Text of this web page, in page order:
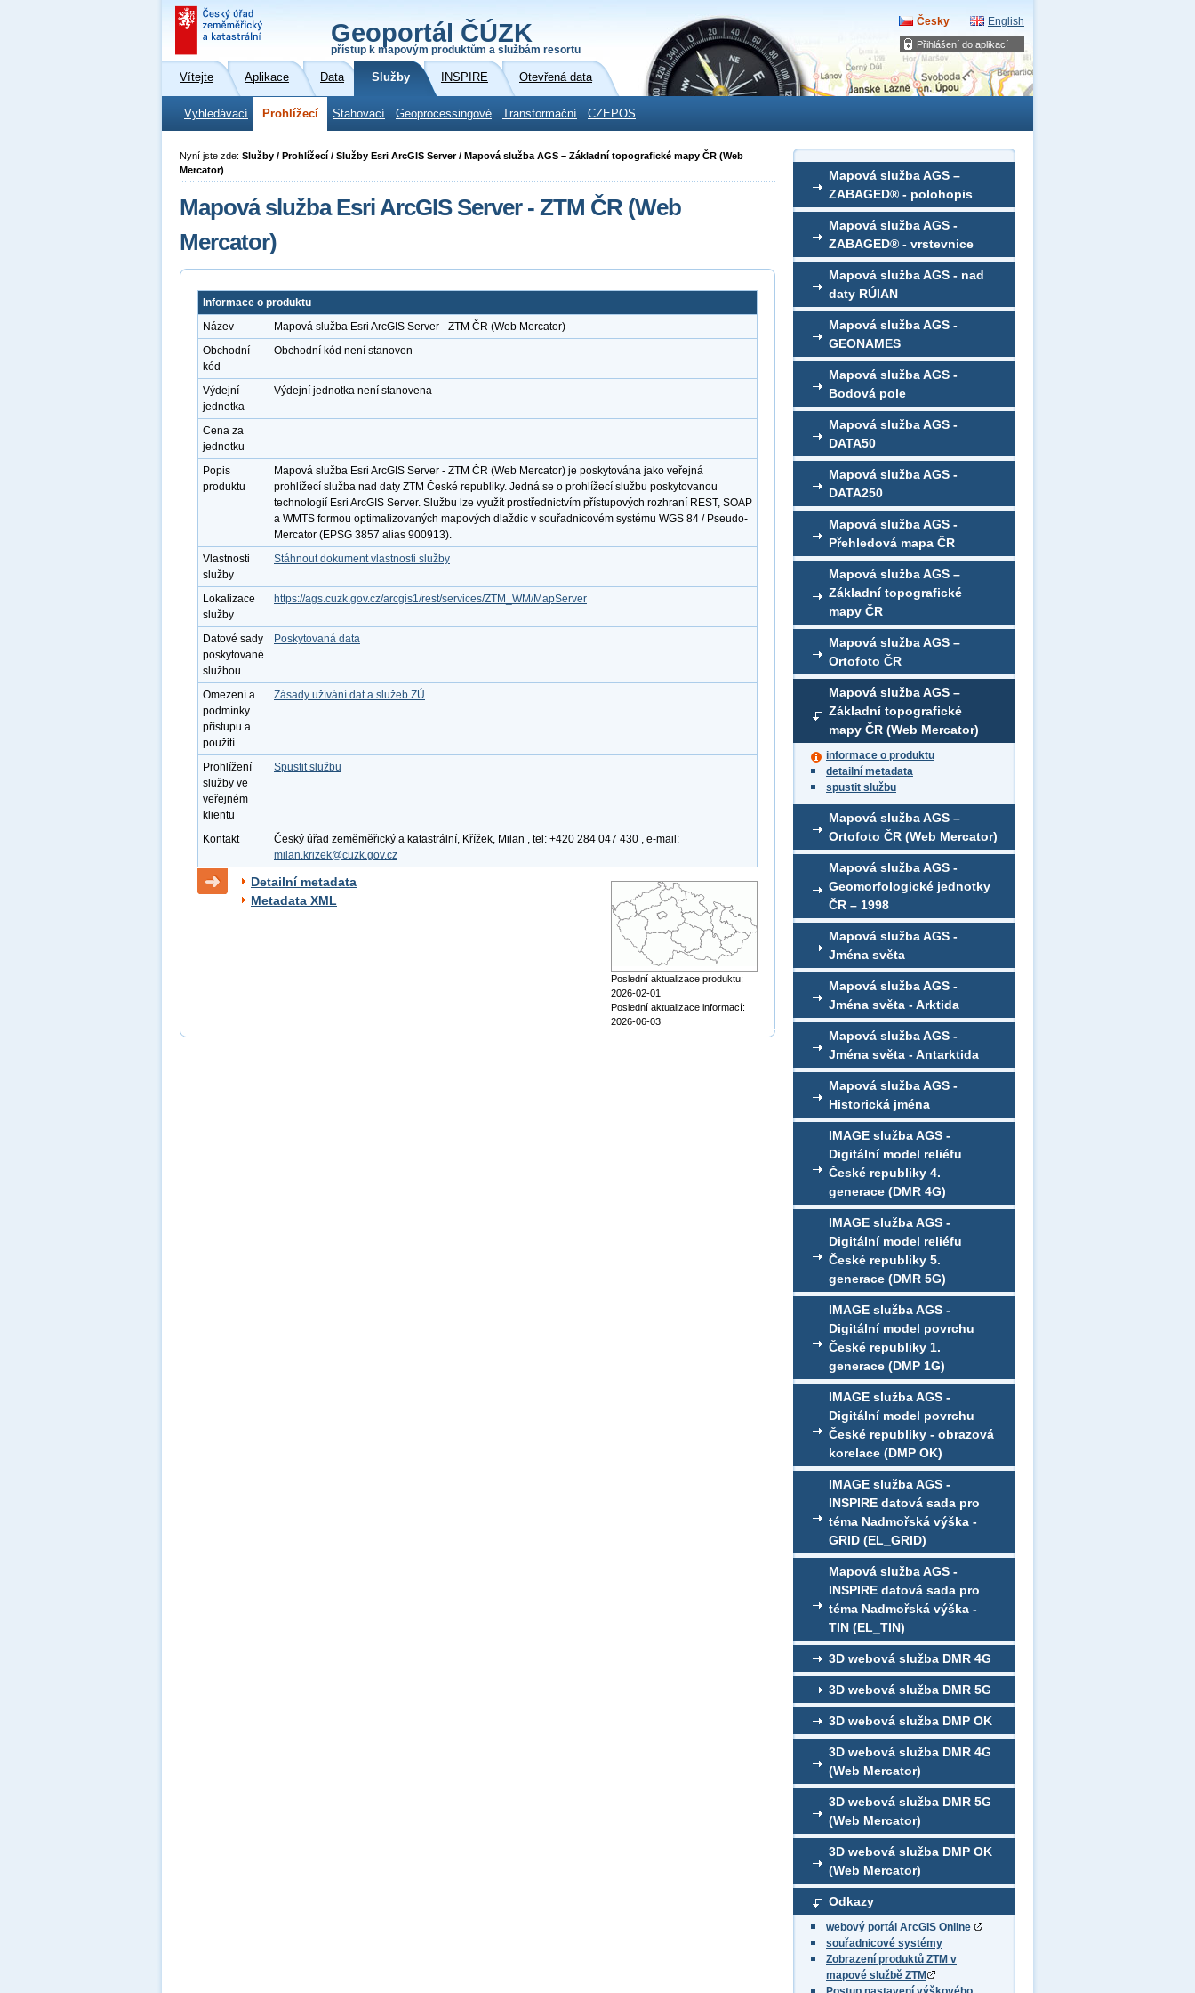
Přihlášení do aplikací
Geoportál ČÚZK
přístup k mapovým produktům a službám resortu
Česky English
Vítejte Aplikace Data Služby INSPIRE Otevřená data
Vyhledávací Prohlížecí Stahovací Geoprocessingové Transformační CZEPOS
Mapová služba AGS –
ZABAGED® - polohopis
Mapová služba AGS -
ZABAGED® - vrstevnice
Mapová služba AGS - nad
daty RÚIAN
Mapová služba AGS -
GEONAMES
Mapová služba AGS -
Bodová pole
Mapová služba AGS -
DATA50
Mapová služba AGS -
DATA250
Mapová služba AGS -
Přehledová mapa ČR
Mapová služba AGS –
Základní topografické
mapy ČR
Mapová služba AGS –
Ortofoto ČR
Mapová služba AGS –
Základní topografické
mapy ČR (Web Mercator)
informace o produktu
detailní metadata
spustit službu
Mapová služba AGS –
Ortofoto ČR (Web Mercator)
Mapová služba AGS -
Geomorfologické jednotky
ČR – 1998
Mapová služba AGS -
Jména světa
Mapová služba AGS -
Jména světa - Arktida
Mapová služba AGS -
Jména světa - Antarktida
Mapová služba AGS -
Historická jména
IMAGE služba AGS -
Digitální model reliéfu
České republiky 4.
generace (DMR 4G)
IMAGE služba AGS -
Digitální model reliéfu
České republiky 5.
generace (DMR 5G)
IMAGE služba AGS -
Digitální model povrchu
České republiky 1.
generace (DMP 1G)
IMAGE služba AGS -
Digitální model povrchu
České republiky - obrazová
korelace (DMP OK)
IMAGE služba AGS -
INSPIRE datová sada pro
téma Nadmořská výška -
GRID (EL_GRID)
Mapová služba AGS -
INSPIRE datová sada pro
téma Nadmořská výška -
TIN (EL_TIN)
3D webová služba DMR 4G
3D webová služba DMR 5G
3D webová služba DMP OK
3D webová služba DMR 4G
(Web Mercator)
3D webová služba DMR 5G
(Web Mercator)
3D webová služba DMP OK
(Web Mercator)
Odkazy
webový portál ArcGIS Online
souřadnicové systémy
Zobrazení produktů ZTM v
mapové službě ZTM
Nyní jste zde: Služby / Prohlížecí / Služby Esri ArcGIS Server / Mapová služba AGS – Základní topografické mapy ČR (Web
Mercator)
Mapová služba Esri ArcGIS Server - ZTM ČR (Web
Mercator)
Informace o produktu
Název
Mapová služba Esri ArcGIS Server - ZTM ČR (Web Mercator)
Obchodní
kód
Obchodní kód není stanoven
Výdejní
jednotka
Výdejní jednotka není stanovena
Cena za
jednotku
Popis
produktu
Mapová služba Esri ArcGIS Server - ZTM ČR (Web Mercator) je poskytována jako veřejná
prohlížecí služba nad daty ZTM České republiky. Jedná se o prohlížecí službu poskytovanou
technologií Esri ArcGIS Server. Službu lze využít prostřednictvím přístupových rozhraní REST, SOAP
a WMTS formou optimalizovaných mapových dlaždic v souřadnicovém systému WGS 84 / Pseudo-
Mercator (EPSG 3857 alias 900913).
Vlastnosti
služby
Stáhnout dokument vlastnosti služby
Lokalizace
služby
https://ags.cuzk.gov.cz/arcgis1/rest/services/ZTM_WM/MapServer
Datové sady
poskytované
službou
Poskytovaná data
Omezení a
podmínky
přístupu a
použití
Zásady užívání dat a služeb ZÚ
Prohlížení
služby ve
veřejném
klientu
Spustit službu
Kontakt
Český úřad zeměměřický a katastrální, Křížek, Milan , tel: +420 284 047 430 , e-mail:
milan.krizek@cuzk.gov.cz
Detailní metadata
Metadata XML
Poslední aktualizace produktu:
2026-02-01
Poslední aktualizace informací:
2026-06-03